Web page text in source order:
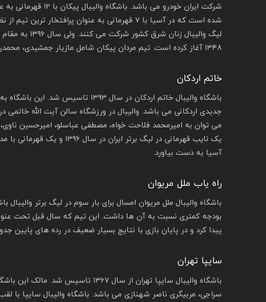
شرکت ایران خودرو می
شده است که در آسیا با ۷ قهرمانی به عنوان
لیگ والیبال
۱۳۴۸ آغاز کرده است. تیم مردان پیکان شامل مازیار جمشیدی، محمدرضا، موذن پوریا یلی و غیره می باشد.
خاتم اردکان
باشگاه والیبال خاتم اردکان در سال
جدیدی اردکانی می باشد. والیبال در ورزشگاه سالن آیت الله خاتمی
می ‌توان به امیرمحمد فلاحت خواه، مصطفی عباسلو، امیرحسین
آسیا به دست بیاورد.
راه‌ یاب ملل مریوان
باشگاه والیبال ملل مریوان امسال برای بار سوم در لیگ برتر
بودجه کمتری نسبت به آن ها داشت. این تیم که سال قبل تحت
پیدا کرد و در پایان بازی با نتایج بسیار ضعیف در رده های پایین
سایپا تهران
باشگاه والیبال سایپا تهران از سال